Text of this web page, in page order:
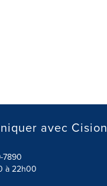
avec Cision
7890
à 22h00